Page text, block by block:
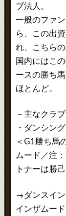
ブ法人。
一般のファ
ら、この出
れ、こちらの
国内にはこ
ースの勝ち
ほとんど。
－主なクラ
・ダンシン
＜G1勝ち馬
ムード／注
トナーは勝
→ダンスイ
インザムー